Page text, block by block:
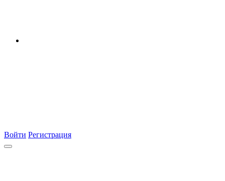
Войти Регистрация